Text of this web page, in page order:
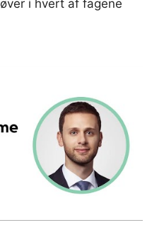
i hvert af fagene